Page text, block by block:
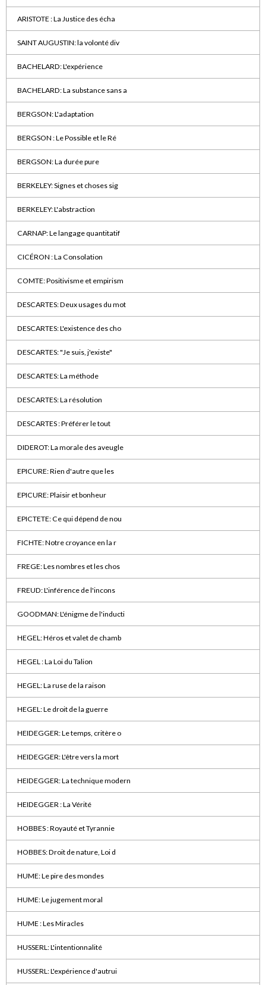
ARISTOTE : La Justice des écha
SAINT AUGUSTIN: la volonté div
BACHELARD: L'expérience
BACHELARD: La substance sans a
BERGSON: L'adaptation
BERGSON : Le Possible et le Ré
BERGSON: La durée pure
BERKELEY: Signes et choses sig
BERKELEY: L'abstraction
CARNAP: Le langage quantitatif
CICÉRON : La Consolation
COMTE: Positivisme et empirism
DESCARTES: Deux usages du mot
DESCARTES: L'existence des cho
DESCARTES: "Je suis, j'existe"
DESCARTES: La méthode
DESCARTES: La résolution
DESCARTES : Préférer le tout
DIDEROT: La morale des aveugle
EPICURE: Rien d'autre que les
EPICURE: Plaisir et bonheur
EPICTETE: Ce qui dépend de nou
FICHTE: Notre croyance en la r
FREGE: Les nombres et les chos
FREUD: L'inférence de l'incons
GOODMAN: L'énigme de l'inducti
HEGEL: Héros et valet de chamb
HEGEL : La Loi du Talion
HEGEL: La ruse de la raison
HEGEL: Le droit de la guerre
HEIDEGGER: Le temps, critère o
HEIDEGGER: L'être vers la mort
HEIDEGGER: La technique modern
HEIDEGGER : La Vérité
HOBBES : Royauté et Tyrannie
HOBBES: Droit de nature, Loi d
HUME: Le pire des mondes
HUME: Le jugement moral
HUME : Les Miracles
HUSSERL: L'intentionnalité
HUSSERL: L'expérience d'autrui